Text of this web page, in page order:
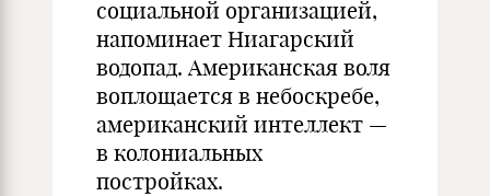
социальной организацией,
напоминает Ниагарский
водопад. Американская воля
воплощается в небоскребе,
американский интеллект —
в колониальных
постройках.